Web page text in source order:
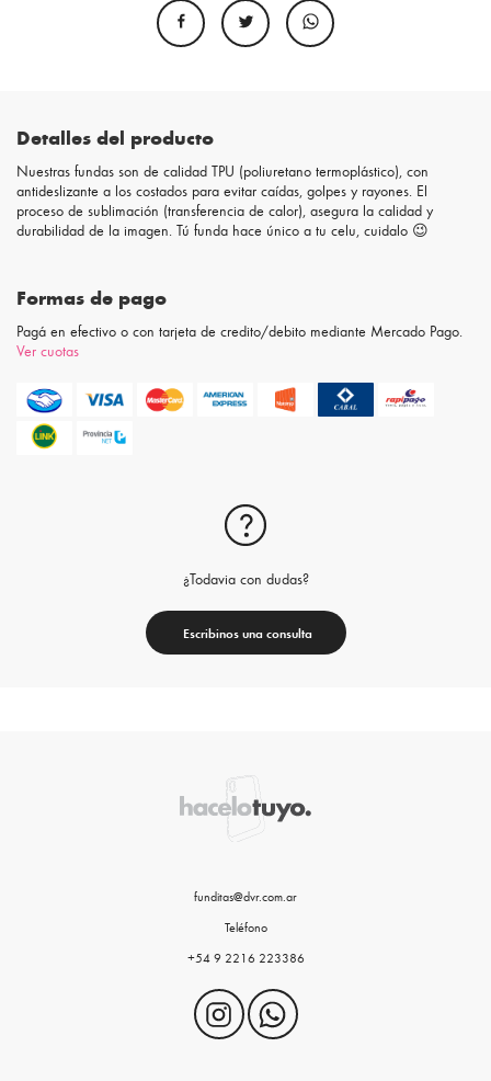
Detalles del producto
Nuestras fundas son de calidad TPU (poliuretano termoplástico), con
antideslizante a los costados para evitar caídas, golpes y rayones. El
proceso de sublimación (transferencia de calor), asegura la calidad y
durabilidad de la imagen. Tú funda hace único a tu celu, cuidalo 😉
Formas de pago
Pagá en efectivo o con tarjeta de credito/debito mediante Mercado Pago.
Ver cuotas
¿Todavia con dudas?
Escribinos una consulta
funditas@dvr.com.ar
Teléfono
+54 9 2216 223386